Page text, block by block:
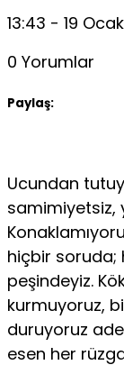
13:43 - 19
0 Yorumlar
Paylaş:
Ucundan
samimiyetsiz,
hiçbir soruda;
peşindeyiz.
kurmuyoruz,
duruyoruz
esen her